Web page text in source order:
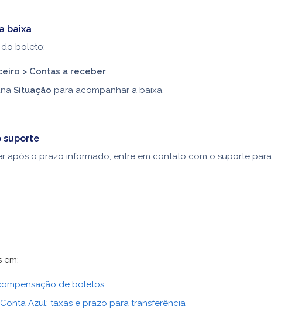
baixa
do boleto:
> Contas a receber
Situação para acompanhar a baixa.
suporte
após o prazo informado, entre em contato com o suporte para
em:
de boletos
Azul: taxas e prazo para transferência